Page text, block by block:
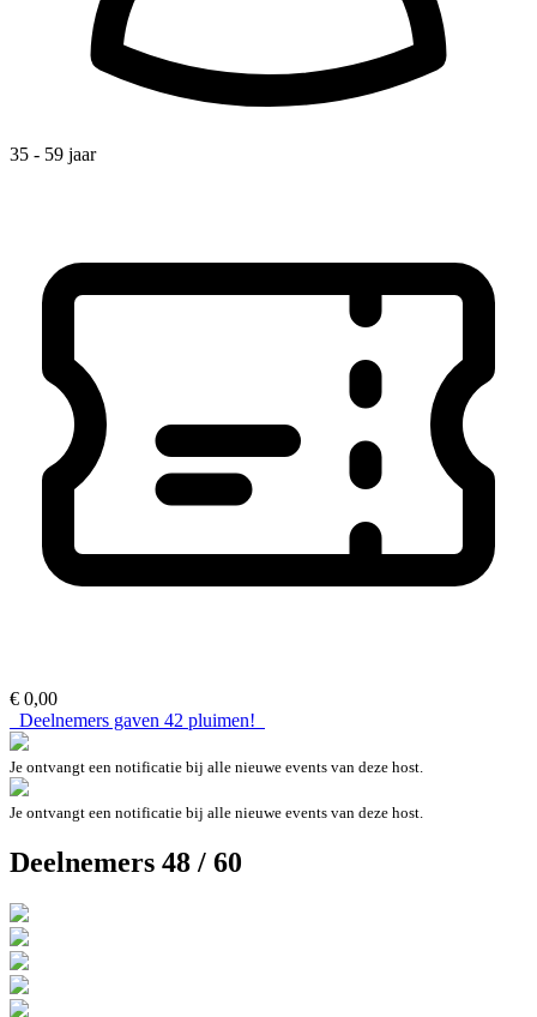
35 - 59 jaar
€ 0,00
Deelnemers gaven 42 pluimen!
Je ontvangt een notificatie bij alle nieuwe events van deze host.
Je ontvangt een notificatie bij alle nieuwe events van deze host.
Deelnemers 48 / 60